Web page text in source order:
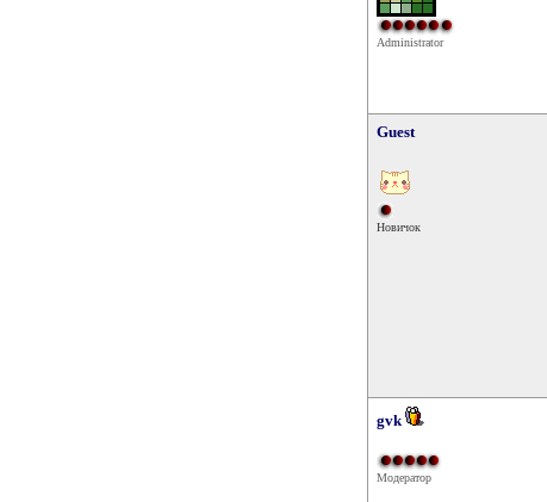
Administrator
Guest
Новичок
gvk
Модератор